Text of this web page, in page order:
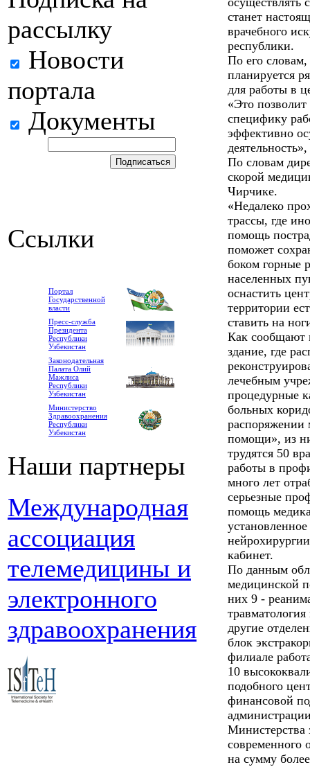
рассылку
Новости
портала
Документы
Ссылки
Портал
Государственной
власти
Пресс-служба
Президента
Республики
Узбекистан
Законодательная
Палата Олий
Мажлиса
Республики
Узбекистан
Министерство
Здравоохранения
Республики
Узбекистан
Наши партнеры
Международная
ассоциация
телемедицины и
электронного
здравоохранения
станет
врачебного
республики.
По его
планируется
для работы в
«Это
специфику
эффективно
По словам
скорой
Чирчике.
«Недалеко
трассы, где
помощь
поможет
боком горные
населенных
оснастить
территории
ставить на
Как сообщают
здание, где
лечебным
процедурные
больных
распоряжении
помощи», из
трудятся 50
работы в
много лет
серьезные
помощь
кабинет.
По данным
медицинской
них 9 -
другие
блок
филиале
10
подобного
финансовой
Министерства
современного
на сумму